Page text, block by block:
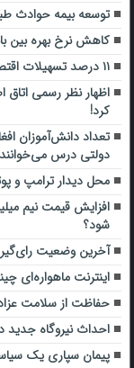
توسعه بیمه حوادث
کاهش نرخ بهره بین
۱۱ درصد تسهیلات اقتصادی سفر رئیس‌جمهور به کرمانشاه پرداخت شد
اظهار نظر رسمی اتاق
کرد!
تعداد دانش‌آموزان
دولتی درس
محل دیدار ترامپ و
افزایش قیمت نیم
شود؟
آخرین وضعیت
اینترنت ماهواره‌ای چینی، ۵ برابر سریع‌تر از
حفاظت از سلامت عزاداران در
احداث نیروگاه جدید
پیمان سپاری یک